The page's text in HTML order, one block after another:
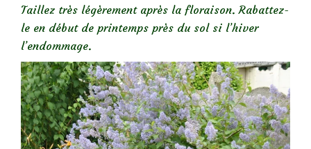
Taillez très légèrement après la floraison. Rabattez-
le en début de printemps près du sol si l’hiver
l’endommage.